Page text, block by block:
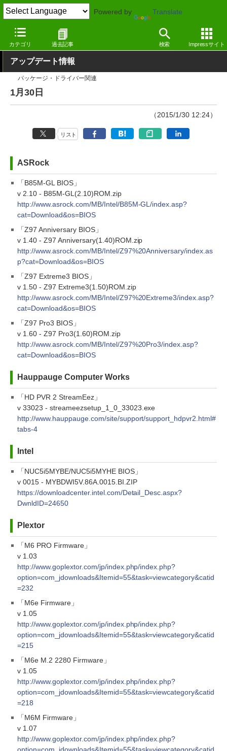
Powered by Translate
カテゴリ 過去記事 検索 Impressサイト
窓の杜 その他の話題 アップデート
アップデート情報
パッケージ・ドライバー関連
1月30日
（2015/1/30 12:24）
リスト
ASRock
「B85M-GL BIOS」
v 2.10 - B85M-GL(2.10)ROM.zip
http://www.asrock.com/MB/Intel/B85M-GL/index.asp?
cat=Download&os=BIOS
「Z97 Anniversary BIOS」
v 1.40 - Z97 Anniversary(1.40)ROM.zip
http://www.asrock.com/MB/Intel/Z97%20Anniversary/index.as
p?cat=Download&os=BIOS
「Z97 Extreme3 BIOS」
v 1.50 - Z97 Extreme3(1.50)ROM.zip
http://www.asrock.com/MB/Intel/Z97%20Extreme3/index.asp?
cat=Download&os=BIOS
「Z97 Pro3 BIOS」
v 1.60 - Z97 Pro3(1.60)ROM.zip
http://www.asrock.com/MB/Intel/Z97%20Pro3/index.asp?
cat=Download&os=BIOS
Hauppauge Computer Works
「HD PVR 2 StreamEez」
v 33023 - streameezsetup_1_0_33023.exe
http://www.hauppauge.com/site/support/support_hdpvr2.html#
tabs-4
Intel
「NUC5i5MYBE/NUC5i5MYHE BIOS」
v 0015 - MYBDWI5V.86A.0015.BI.ZIP
https://downloadcenter.intel.com/Detail_Desc.aspx?
DwnldID=24650
Plextor
「M6 PRO Firmware」
v 1.03
http://www.goplextor.com/jp/index.php/index.php?
option=com_jdownloads&Itemid=55&task=viewcategory&catid
=232
「M6e Firmware」
v 1.05
http://www.goplextor.com/jp/index.php/index.php?
option=com_jdownloads&Itemid=55&task=viewcategory&catid
=215
「M6e M.2 2280 Firmware」
v 1.05
http://www.goplextor.com/jp/index.php/index.php?
option=com_jdownloads&Itemid=55&task=viewcategory&catid
=218
「M6M Firmware」
v 1.07
http://www.goplextor.com/jp/index.php/index.php?